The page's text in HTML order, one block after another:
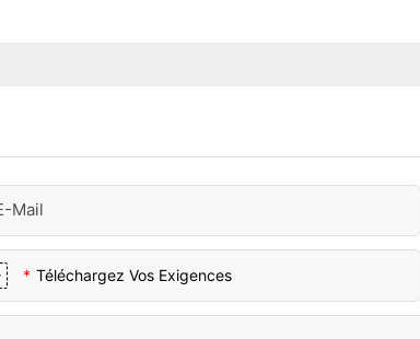
Mail
Téléchargez Vos Exigences